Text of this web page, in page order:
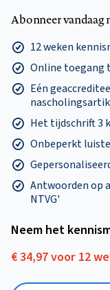
Abonneer vandaag
12 weken
Online
Eén
Het tijdschrift 3
Onbeperkt
Antwoorden op
NTVG'
Neem het
€ 34,97 voor 12